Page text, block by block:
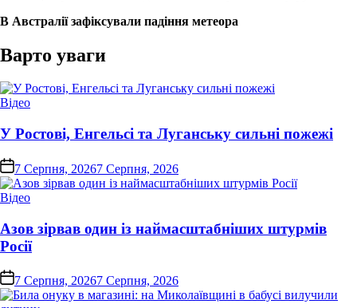
В Австралії зафіксували падіння метеора
Варто уваги
Опублікувати
Відео
У Ростові, Енгельсі та Луганську сильні пожежі
on 7 Серпня, 20267 Серпня, 2026
Опублікувати
Відео
Азов зірвав один із наймасштабніших штурмів
Росії
on 7 Серпня, 20267 Серпня, 2026